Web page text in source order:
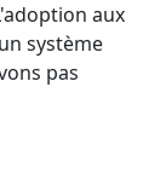
aux
système
pas